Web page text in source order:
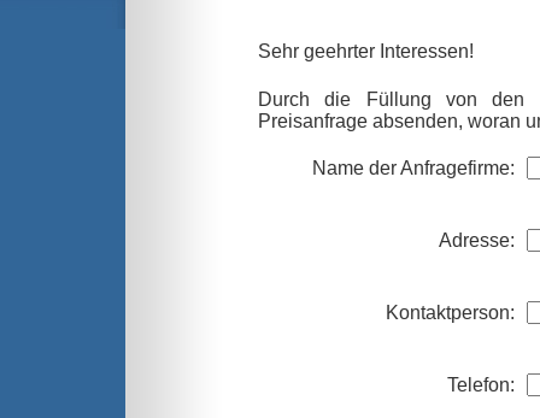
Sehr geehrter Interessen!
Durch die Füllung von den
Preisanfrage absenden, woran
Name der Anfragefirme:
Adresse:
Kontaktperson:
Telefon: